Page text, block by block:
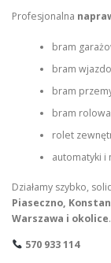
Profesjonalna
bram
bram
bram
bram
rolet
automatyki
Działamy szybko,
Piaseczno,
Warszawa i okolice.
570 933 114